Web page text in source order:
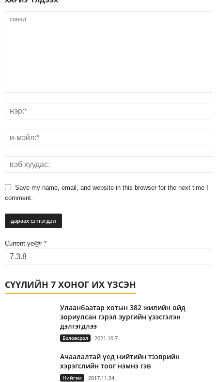
Save my name, email, and website in this browser for the next time I
comment.
Current ye@r *
СҮҮЛИЙН 7 ХОНОГ ИХ ҮЗСЭН
Улаанбаатар хотын 382 жилийн ойд
зориулсан гэрэл зургийн үзэсгэлэн
дэлгэгдлээ
Боловсрол 2021.10.7
Ачаалалтай үед нийтийн тээврийн
хэрэгслийн тоог нэмнэ гэв
Нийгэм 2017.11.24